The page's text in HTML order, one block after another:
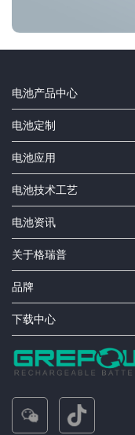
电池产品中心
电池定制
电池应用
电池技术工艺
电池资讯
关于格瑞普
品牌
下载中心